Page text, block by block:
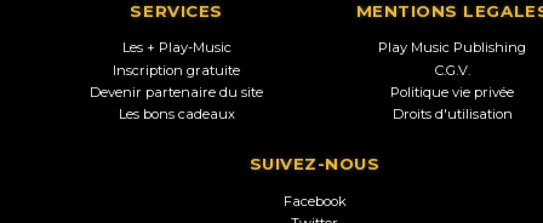
SERVICES
Les + Play-Music
Inscription gratuite
Devenir partenaire du site
Les bons cadeaux
MENTIONS
Play Music Publishing
C.G.V.
Politique vie privée
Droits d'utilisation
SUIVEZ-NOUS
Facebook